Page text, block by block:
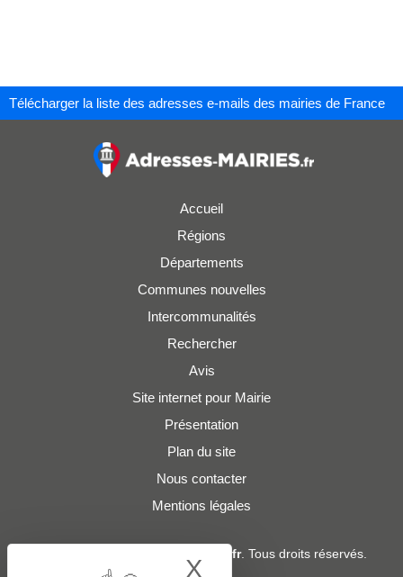
Télécharger la liste des adresses e-mails des mairies de France
Accueil
Régions
Départements
Communes nouvelles
Intercommunalités
Rechercher
Avis
Site internet pour Mairie
Présentation
Plan du site
Nous contacter
Mentions légales
Adresses-Mairies.fr. Tous droits réservés.
X